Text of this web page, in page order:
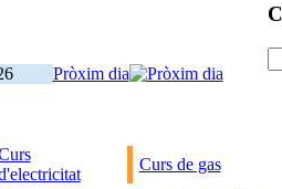
Pròxim dia
Curs de gas